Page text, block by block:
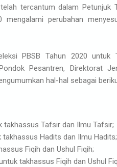
tercantum dalam Petunjuk
perubahan
PBSB Tahun 2020 untuk
Pesantren, Direktorat
hal-hal sebagai
takhassus Tafsir dan Ilmu Tafsir;
takhassus Hadits dan Ilmu Hadits;
Fiqih dan Ushul Fiqih;
takhassus Fiqih dan Ushul